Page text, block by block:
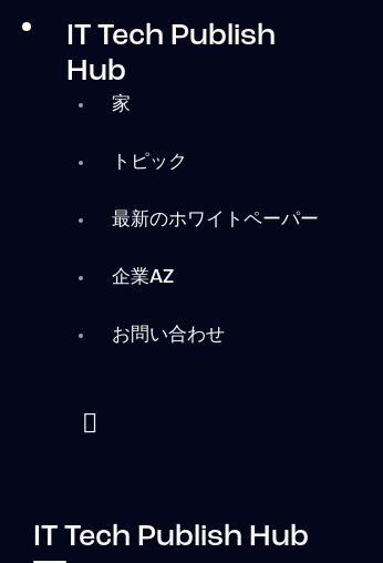
IT Tech Publish
Hub
家
トピック
最新のホワイトペーパー
企業AZ
お問い合わせ
IT Tech Publish Hub